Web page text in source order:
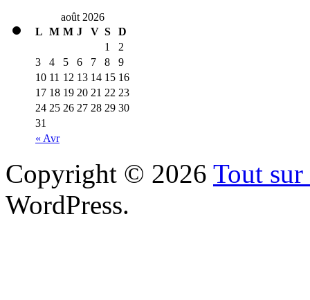
août 2026
L M M J V S D
« Avr
1
2
3
4 5 6 7 8
9
10 11 12 13 14 15 16
17 18 19 20 21 22 23
24 25 26 27 28 29 30
31
Copyright © 2026 Tout
WordPress.